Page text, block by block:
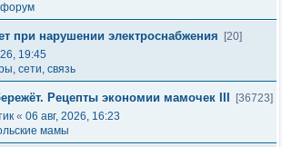
при нарушении электроснабжения
[20]
19:45
сети, связь
Рецепты экономии мамочек III
[36723]
« 06 авг, 2026, 16:23
мамы